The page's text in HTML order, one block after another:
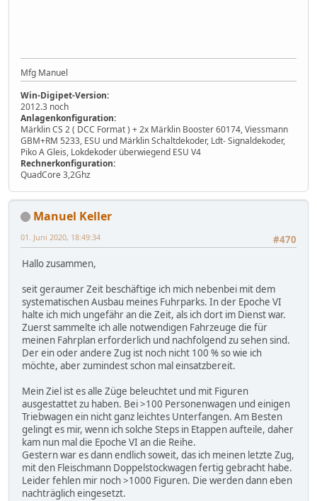
Mfg Manuel
Win-Digipet-Version:
2012.3 noch
Anlagenkonfiguration:
Märklin CS 2 ( DCC Format ) + 2x Märklin Booster 60174, Viessmann
GBM+RM 5233, ESU und Märklin Schaltdekoder, Ldt- Signaldekoder,
Piko A Gleis, Lokdekoder überwiegend ESU V4
Rechnerkonfiguration:
QuadCore 3,2Ghz
Manuel Keller
#470
01. Juni 2020, 18:49:34
Hallo zusammen,
seit geraumer Zeit beschäftige ich mich nebenbei mit dem
systematischen Ausbau meines Fuhrparks. In der Epoche VI
halte ich mich ungefähr an die Zeit, als ich dort im Dienst war.
Zuerst sammelte ich alle notwendigen Fahrzeuge die für
meinen Fahrplan erforderlich und nachfolgend zu sehen sind.
Der ein oder andere Zug ist noch nicht 100 % so wie ich
möchte, aber zumindest schon mal einsatzbereit.
Mein Ziel ist es alle Züge beleuchtet und mit Figuren
ausgestattet zu haben. Bei >100 Personenwagen und einigen
Triebwagen ein nicht ganz leichtes Unterfangen. Am Besten
gelingt es mir, wenn ich solche Steps in Etappen aufteile, daher
kam nun mal die Epoche VI an die Reihe.
Gestern war es dann endlich soweit, das ich meinen letzte Zug,
mit den Fleischmann Doppelstockwagen fertig gebracht habe.
Leider fehlen mir noch >1000 Figuren. Die werden dann eben
nachträglich eingesetzt.